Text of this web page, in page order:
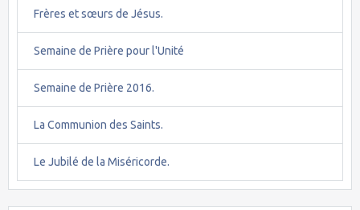
Frères et sœurs de Jésus.
Semaine de Prière pour l'Unité
Semaine de Prière 2016.
La Communion des Saints.
Le Jubilé de la Miséricorde.